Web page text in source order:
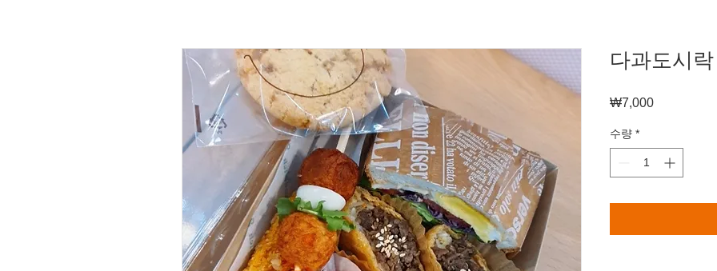
다과도시락
₩7,000가
수량 *